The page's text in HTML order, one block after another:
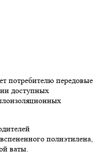
потребителю передовые
доступных
полиэтилена,
ваты.